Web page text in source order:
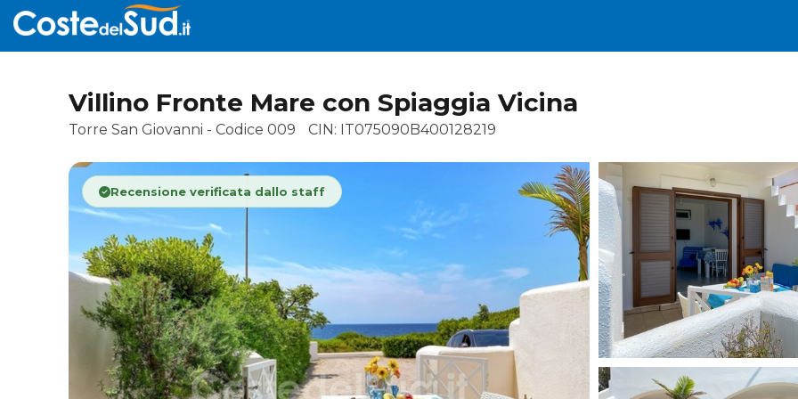
Villino Fronte Mare con Spiaggia Vicina
Torre San Giovanni - Codice 009 CIN: IT075090B400128219
Recensione verificata dallo staff